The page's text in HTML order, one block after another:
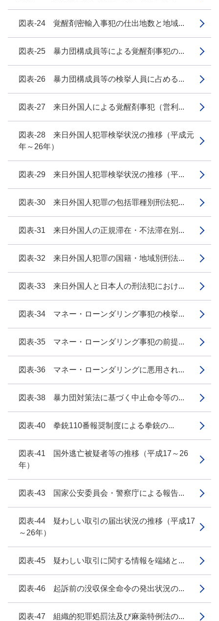
図表-24 覚醒剤密輸入事犯の仕出地数と地域...
図表-25 暴力団構成員等による覚醒剤事犯の...
図表-26 暴力団構成員等の検挙人員に占める...
図表-27 来日外国人による覚醒剤事犯（営利...
図表-28 来日外国人犯罪検挙状況の推移（平成元
年～26年）
図表-29 来日外国人犯罪検挙状況の推移（平...
図表-30 来日外国人犯罪の包括罪種別刑法犯...
図表-31 来日外国人の正規滞在・不法滞在別...
図表-32 来日外国人犯罪の国籍・地域別刑法...
図表-33 来日外国人と日本人の刑法犯におけ...
図表-34 マネー・ローンダリング事犯の検挙...
図表-35 マネー・ローンダリング事犯の前提...
図表-36 マネー・ローンダリングに悪用され...
図表-38 暴力団対策法に基づく中止命令等の...
図表-40 拳銃110番報奨制度による拳銃の...
図表-41 国外逃亡被疑者等の推移（平成17～26
年）
図表-43 国家公安委員会・警察庁による報告...
図表-44 疑わしい取引の届出状況の推移（平成17
～26年）
図表-45 疑わしい取引に関する情報を端緒と...
図表-46 起訴前の没収保全命令の発出状況の...
図表-47 組織的犯罪処罰法及び麻薬特例法の...